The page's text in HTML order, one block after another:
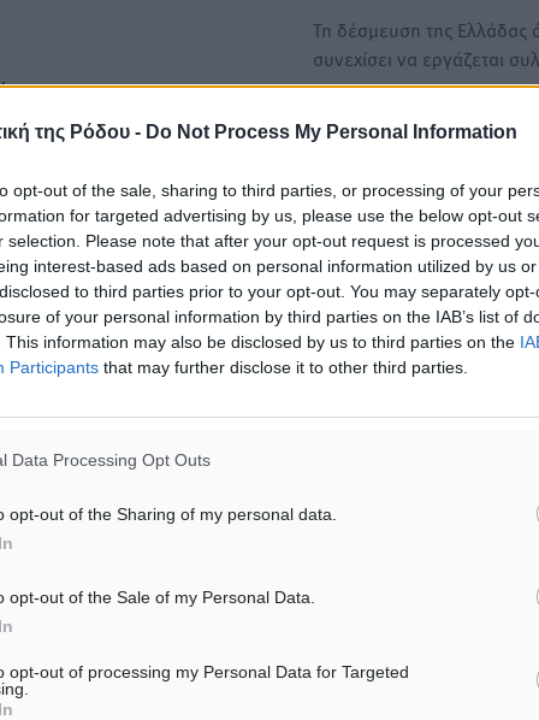
της Ρόδου - Do Not Process My Personal Information
opt-out of the sale, sharing to third parties, or processing of your
for targeted advertising by us, please use the below opt-out
selection. Please note that after your opt-out request is processed
interest-based ads based on personal information utilized by us
to third parties prior to your opt-out. You may separately
of your personal information by third parties on the IAB’s list of
This information may also be disclosed by us to third parties on the
Participants that may further disclose it to other third parties.
Data Processing Opt Outs
opt-out of the Sharing of my personal data.
opt-out of the Sale of my Personal Data.
opt-out of processing my Personal Data for Targeted
παρουσιάζει
αρχική αναζήτηση
ότι, κάθε φορά που
καταναλωτή η συνολική
επιβαρύνσεων
ή όταν δεν είναι
τιμή, ενημερώνοντας
πρόσθετα τέλη.
γίνεται από έναν
καθώς οι κανόνες
σημαίνει, για
Τη δέσμευση της Ελλάδας
συνεχίσει να εργάζεται
με τους…
Αγοράζουν ακίνητα για να
µισθώσουν µέσω Airbnb
Υπερδιπλάσιο σε σχέση με
υπόλοιπη Ε.Ε. είναι το
των ακινήτων που